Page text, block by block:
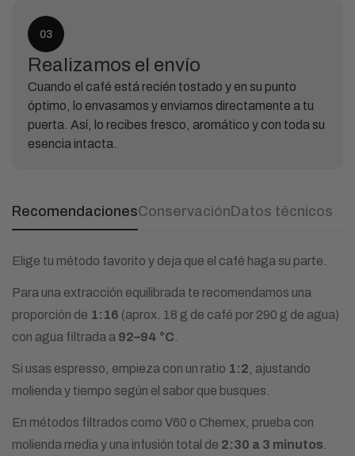
03
Realizamos el envío
Cuando el café está recién tostado y en su punto
óptimo, lo envasamos y enviamos directamente a tu
puerta. Así, lo recibes fresco, aromático y con toda su
esencia intacta.
RecomendacionesConservación Datos técnicos
Elige tu método favorito y deja que el café haga su parte.
Para una extracción equilibrada te recomendamos una
proporción de 1:16 (aprox. 18 g de café por 290 g de agua)
con agua filtrada a 92–94 °C
Si usas espresso, empieza con un ratio 1:2 , ajustando
molienda y tiempo según el sabor que busques.
En métodos filtrados como V60 o Chemex, prueba con
molienda media y una infusión total de 2:30 a 3 minutos